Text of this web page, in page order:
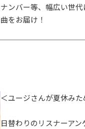
ナンバー等、幅広い世
曲をお届け！
＜ユージさんが夏休み
日替わりのリスナーア